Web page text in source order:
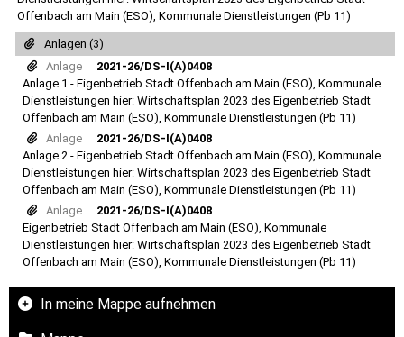
Offenbach am Main (ESO), Kommunale Dienstleistungen (Pb 11)
Anlagen (3)
Anlage
2021-26/DS-I(A)0408
Anlage 1 - Eigenbetrieb Stadt Offenbach am Main (ESO), Kommunale
Dienstleistungen hier: Wirtschaftsplan 2023 des Eigenbetrieb Stadt
Offenbach am Main (ESO), Kommunale Dienstleistungen (Pb 11)
Anlage
2021-26/DS-I(A)0408
Anlage 2 - Eigenbetrieb Stadt Offenbach am Main (ESO), Kommunale
Dienstleistungen hier: Wirtschaftsplan 2023 des Eigenbetrieb Stadt
Offenbach am Main (ESO), Kommunale Dienstleistungen (Pb 11)
Anlage
2021-26/DS-I(A)0408
Eigenbetrieb Stadt Offenbach am Main (ESO), Kommunale
Dienstleistungen hier: Wirtschaftsplan 2023 des Eigenbetrieb Stadt
Offenbach am Main (ESO), Kommunale Dienstleistungen (Pb 11)
In meine Mappe aufnehmen